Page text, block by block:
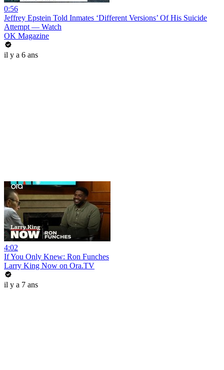
0:56
Jeffrey Epstein Told Inmates ‘Different Versions’ Of His Suicide
Attempt — Watch
OK Magazine
il y a 6 ans
4:02
If You Only Knew: Ron Funches
Larry King Now on Ora.TV
il y a 7 ans